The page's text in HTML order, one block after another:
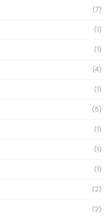
(7)
(1)
(1)
(4)
(1)
(5)
(1)
(1)
(1)
(2)
(2)